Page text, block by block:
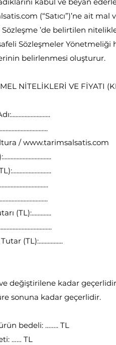
(“Satıcı”)’ne ait
’de belirtilen
Sözleşmeler
belirlenmesi oluşturur.
NİTELİKLERİ VE FİYATI
/www.tarimsalsatis.com
(TL):.............
(TL):................
değiştirilene kadar
sonuna kadar geçerlidir.
bedeli: …….. TL
…… TL